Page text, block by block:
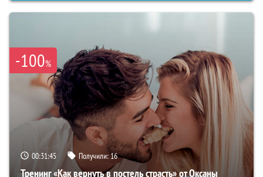
-100%
00:31:44 Получили:16
Тренинг «Как вернуть в постель страсть» от Оксаны